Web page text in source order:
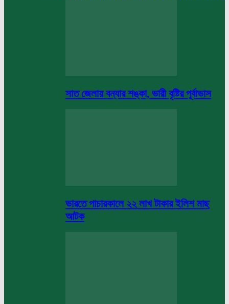
সাত জেলায় বন্যার শঙ্কা, ভারী বৃষ্টির পূর্বাভাস
ভারতে পাচারকালে ২২ লাখ টাকার ইলিশ মাছ
আটক